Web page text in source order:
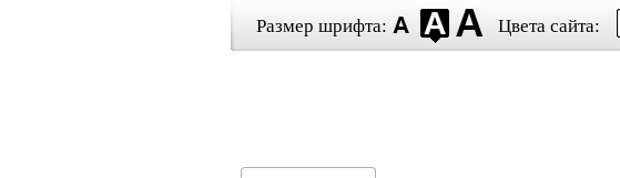
Размер шрифта: Цвета сайта: